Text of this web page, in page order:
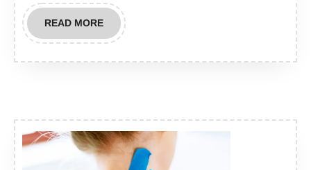
READ MOREREAD
MORE